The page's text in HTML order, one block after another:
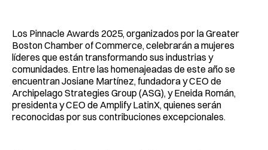
Los Pinnacle Awards 2025, organizados por la Greater
Boston Chamber of Commerce, celebrarán a mujeres
líderes que están transformando sus industrias y
comunidades. Entre las homenajeadas de este año se
encuentran Josiane Martínez, fundadora y CEO de
Archipelago Strategies Group (ASG), y Eneida Román,
presidenta y CEO de Amplify LatinX, quienes serán
reconocidas por sus contribuciones excepcionales.